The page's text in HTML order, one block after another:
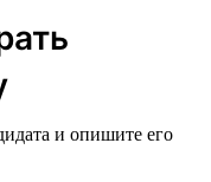
и опишите его